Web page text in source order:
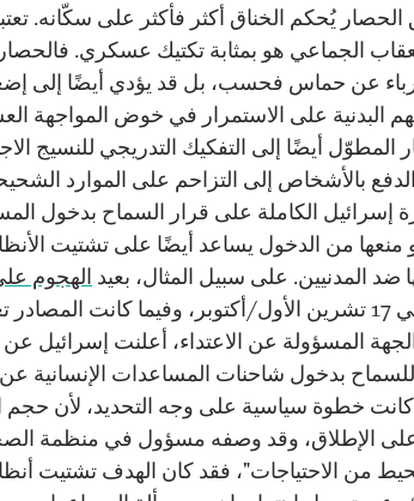
يُحكم الخناق أكثر فأكثر على سكّانه.
الجماعي هو بمثابة تكتيك عسكري. فالحصار
عن حماس فحسب، بل قد يؤدي أيضًا إلى
البدنية على الاستمرار في خوض المواجهة
المطوّل أيضًا إلى التفكيك التدريجي للنسيج
بالأشخاص إلى التزاحم على الموارد
إسرائيل الكاملة على قرار السماح بدخول
منعها من الدخول يساعد أيضًا على تشتيت
ضد المدنيين. على سبيل المثال، بعيد الهجوم
غزة في 17 تشرين الأول/أكتوبر، وفيما كانت
المسؤولة عن الاعتداء، أعلنت إسرائيل
بدخول شاحنات المساعدات الإنسانية
خطوة سياسية على وجه التحديد، لأن
على الإطلاق، وقد وصفه مسؤول في منظمة
من الاحتياجات"، فقد كان الهدف تشتيت